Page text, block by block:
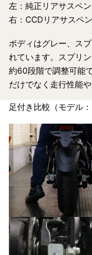
左：純正リアサスペ
右：CCDリアサスペ
ボディはグレー、ス
れています。スプリ
約60段階で調整可能
だけでなく走行性能
足付き比較（モデル：